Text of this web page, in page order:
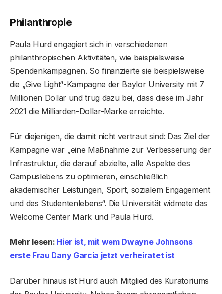
Philanthropie
Paula Hurd engagiert sich in verschiedenen
philanthropischen Aktivitäten, wie beispielsweise
Spendenkampagnen. So finanzierte sie beispielsweise
die „Give Light“-Kampagne der Baylor University mit 7
Millionen Dollar und trug dazu bei, dass diese im Jahr
2021 die Milliarden-Dollar-Marke erreichte.
Für diejenigen, die damit nicht vertraut sind: Das Ziel der
Kampagne war „eine Maßnahme zur Verbesserung der
Infrastruktur, die darauf abzielte, alle Aspekte des
Campuslebens zu optimieren, einschließlich
akademischer Leistungen, Sport, sozialem Engagement
und des Studentenlebens“. Die Universität widmete das
Welcome Center Mark und Paula Hurd.
Mehr lesen: Hier ist, mit wem Dwayne Johnsons
erste Frau Dany Garcia jetzt verheiratet ist
Darüber hinaus ist Hurd auch Mitglied des Kuratoriums